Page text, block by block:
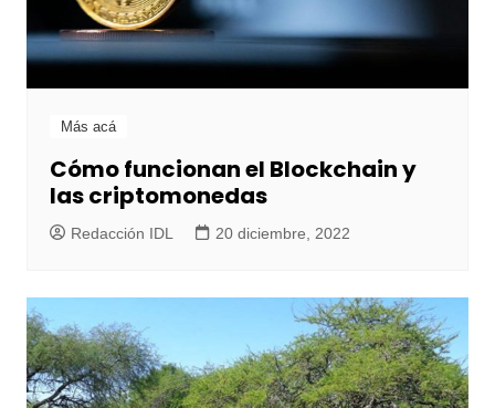
Más acá
Cómo funcionan el Blockchain y
las criptomonedas
Redacción IDL 20 diciembre, 2022